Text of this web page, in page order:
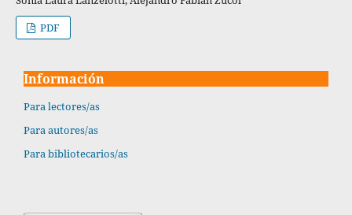
PDF
Información
Para lectores/as
Para autores/as
Para bibliotecarios/as